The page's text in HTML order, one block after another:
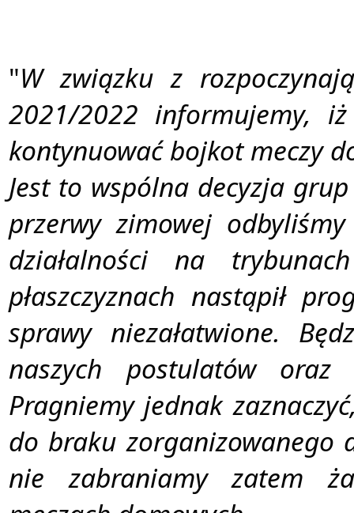
"W związku z
2021/2022 informujemy,
kontynuować bojkot meczy
Jest to wspólna decyzja
przerwy zimowej
działalności na
płaszczyznach nastąpił
sprawy niezałatwione.
naszych postulatów
Pragniemy jednak
do braku zorganizowanego
nie zabraniamy zatem